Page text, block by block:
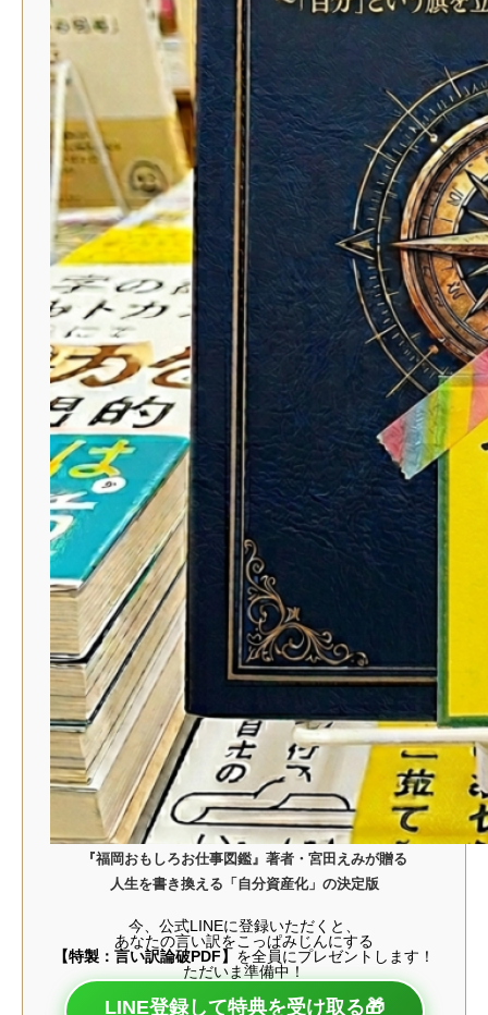
『福岡おもしろお仕事図鑑』著者・宮田えみが贈る
人生を書き換える「自分資産化」の決定版
今、公式LINEに登録いただくと、
あなたの言い訳をこっぱみじんにする
【特製：言い訳論破PDF】 を全員にプレゼントします！
ただいま準備中！
LINE登録して特典を受け取る🎁